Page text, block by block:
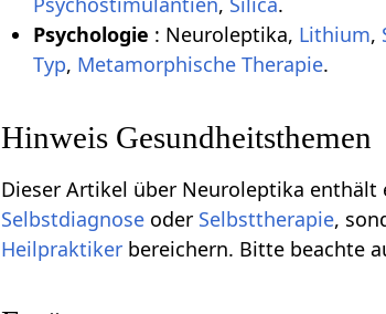
Psychologie : Neuroleptika, Lithium,
Typ, Metamorphische Therapie.
Hinweis Gesundheitsthemen
Dieser Artikel über Neuroleptika enthält
Selbstdiagnose oder Selbsttherapie,
Heilpraktiker bereichern. Bitte beachte